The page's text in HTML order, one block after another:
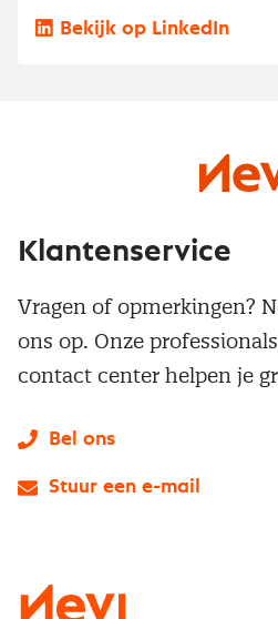
Bekijk op LinkedIn
Klantenservice
Vragen of opmerkingen?
ons op. Onze
contact center helpen je
Bel ons
Stuur een e-mail